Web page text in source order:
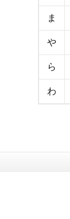
ま
や
ら
わ